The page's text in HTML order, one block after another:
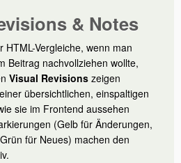
& Notes
HTML-Vergleiche, wenn man
Beitrag nachvollziehen wollte,
Visual Revisions zeigen
übersichtlichen, einspaltigen
sie im Frontend aussehen
(Gelb für Änderungen,
für Neues) machen den